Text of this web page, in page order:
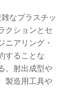
なプラスチッ
クションとセ
ニアリング・
することな
。射出成型や
製造用工具や